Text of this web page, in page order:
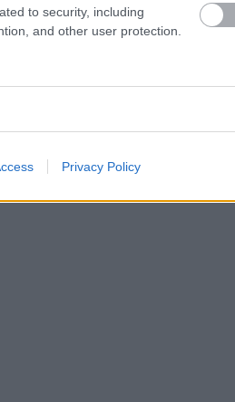
to security, including
and other user protection.
Privacy Policy